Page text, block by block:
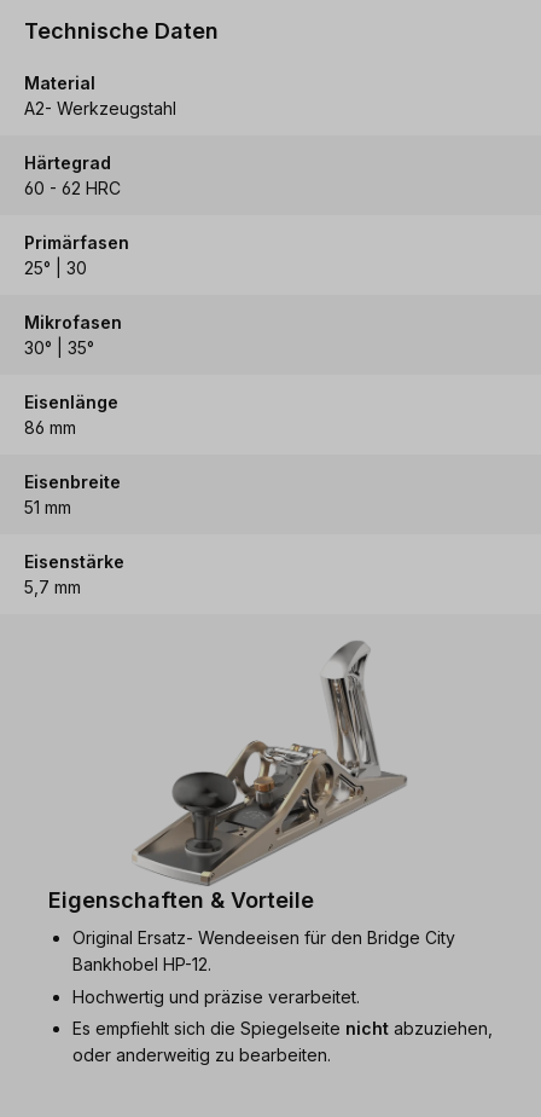
Technische Daten
Material
A2- Werkzeugstahl
Härtegrad
60 - 62 HRC
Primärfasen
25° | 30
Mikrofasen
30° | 35°
Eisenlänge
86 mm
Eisenbreite
51 mm
Eisenstärke
5,7 mm
Eigenschaften & Vorteile
Original Ersatz- Wendeeisen für den Bridge City
Bankhobel HP-12.
Hochwertig und präzise verarbeitet.
Es empfiehlt sich die Spiegelseite nicht abzuziehen,
oder anderweitig zu bearbeiten.